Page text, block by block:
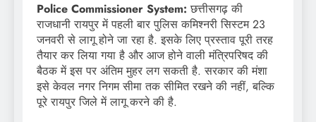
Police Commissioner System:छत्तीसगढ़ की
राजधानी रायपुर में पहली बार पुलिस कमिश्नरी सिस्टम 23
जनवरी से लागू होने जा रहा है. इसके लिए प्रस्ताव पूरी तरह
तैयार कर लिया गया है और आज होने वाली मंत्रिपरिषद की
बैठक में इस पर अंतिम मुहर लग सकती है. सरकार की मंशा
इसे केवल नगर निगम सीमा तक सीमित रखने की नहीं, बल्कि
पूरे रायपुर जिले में लागू करने की है.